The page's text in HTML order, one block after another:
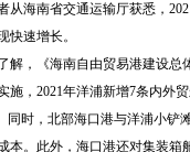
海南省交通运输厅获悉，
快速增长。
，《海南自由贸易港建设总体
施，2021年洋浦新增7条内外
同时，北部海口港与洋浦小铲
本。此外，海口港还对集装箱